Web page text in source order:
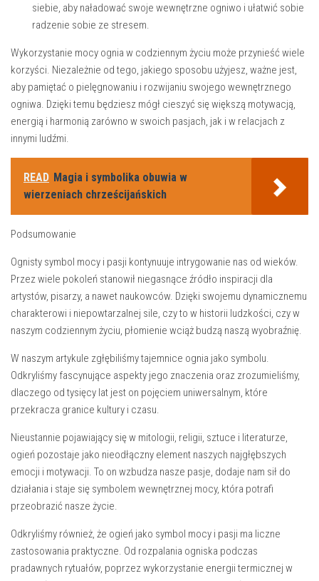
siebie, aby naładować swoje wewnętrzne ogniwo ⁢i ułatwić​ sobie⁤
radzenie ⁢sobie ze stresem.
Wykorzystanie mocy ognia w codziennym życiu ⁢może przynieść wiele
korzyści. Niezależnie⁤ od tego, jakiego sposobu użyjesz, ważne jest,
aby pamiętać o​ pielęgnowaniu i rozwijaniu swojego ⁢wewnętrznego
ogniwa. Dzięki ⁢temu będziesz mógł cieszyć się większą motywacją,
energią i⁢ harmonią zarówno w swoich pasjach, jak ⁢i w relacjach z
innymi ‍ludźmi.
READ Magia i symbolika obuwia w
wierzeniach chrześcijańskich
Podsumowanie
Ognisty symbol mocy⁤ i pasji kontynuuje intrygowanie nas od wieków.
Przez​ wiele pokoleń stanowił niegasnące źródło inspiracji dla
artystów, pisarzy, ⁤a nawet naukowców. Dzięki swojemu‌ dynamicznemu
charakterowi i niepowtarzalnej sile,⁤ czy to w​ historii ludzkości, czy w⁢
naszym codziennym życiu, płomienie wciąż budzą naszą wyobraźnię.
W naszym artykule zgłębiliśmy tajemnice ognia ‍jako symbolu.
Odkryliśmy fascynujące aspekty jego znaczenia⁢ oraz zrozumieliśmy,
dlaczego od tysięcy lat jest on pojęciem uniwersalnym, które
przekracza granice kultury i czasu.
Nieustannie pojawiający się w mitologii, religii, sztuce i literaturze,
ogień pozostaje jako nieodłączny element naszych najgłębszych‌
emocji i motywacji. To on wzbudza nasze pasje, dodaje nam‌ sił do
działania i staje się symbolem wewnętrznej mocy, która‌ potrafi⁣
przeobrazić nasze ‌życie.
Odkryliśmy również, że ogień jako symbol mocy i pasji ma liczne
zastosowania praktyczne. Od rozpalania ogniska podczas
pradawnych rytuałów, poprzez wykorzystanie energii termicznej ‍w